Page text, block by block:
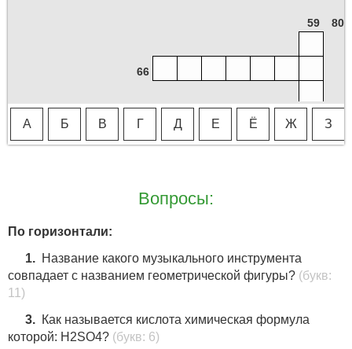
А Б В Г Д Е Ё Ж З
59 80
66
8
Вопросы:
По горизонтали:
1. Название какого музыкального инструмента
совпадает с названием геометрической фигуры? (букв:
11)
3. Как называется кислота химическая формула
которой: H2SO4? (букв: 6)